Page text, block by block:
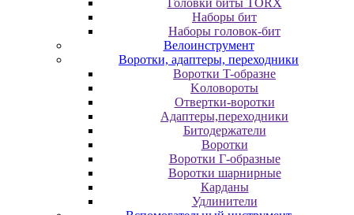
Головки биты TORX
Наборы бит
Наборы головок-бит
Велоинструмент
Воротки, адаптеры, переходники
Bopoтки T-oбpaзне
Koлoвopoты
Oтвepтки-вopoтки
Адаптеры,переходники
Битодержатели
Воротки
Воротки Г-образные
Воротки шарнирные
Карданы
Удлинители